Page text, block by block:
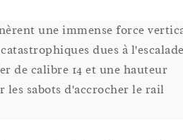
une immense force
dues à
de calibre 14 et une hauteur
les sabots d'accrocher le rail